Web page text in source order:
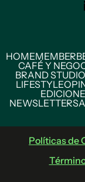
HOMEMEMBER
CAFÉ Y
BRAND STUDIO
LIFESTYLE
NEWSLETTERS
Políticas de